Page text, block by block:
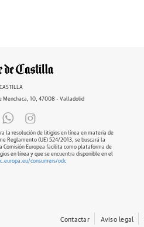
Menchaca, 10, 47008 - Valladolid
la resolución de litigios en línea en materia de
Reglamento (UE) 524/2013, se buscará la
Comisión Europea facilita como plataforma de
en línea y que se encuentra disponible en el
consumers/odr.
Contactar Aviso legal